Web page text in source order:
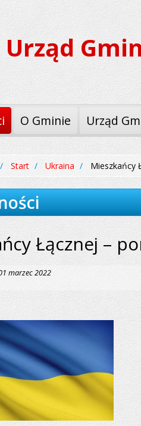
Urząd
O Gminie Urząd
Start Ukraina Mieszkańcy
Łącznej –
marzec 2022